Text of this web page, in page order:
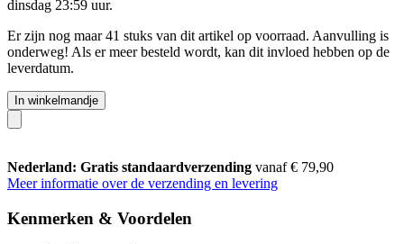
dinsdag 23:59 uur.
Er zijn nog maar 41 stuks van dit artikel op voorraad. Aanvulling is
onderweg! Als er meer besteld wordt, kan dit invloed hebben op de
leverdatum.
In winkelmandje
Nederland: Gratis standaardverzending vanaf € 79,90
Meer informatie over de verzending en levering
Kenmerken & Voordelen